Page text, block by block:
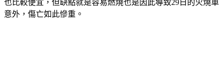
也比較便宜，但缺點就是容易燃燒也是因此導致29日的火燒車
意外，傷亡如此慘重。